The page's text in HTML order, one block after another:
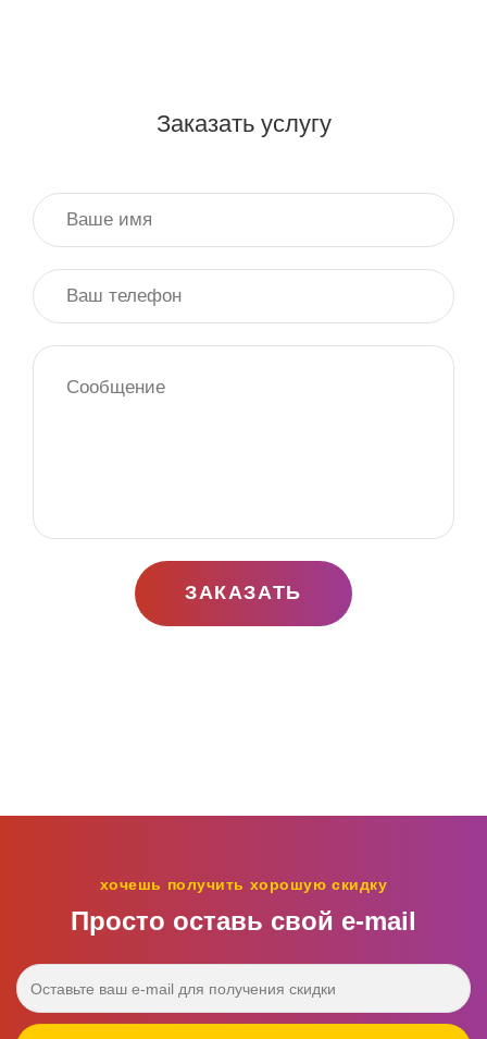
Заказать услугу
ЗАКАЗАТЬ
хочешь получить хорошую скидку
Просто оставь свой e‑mail